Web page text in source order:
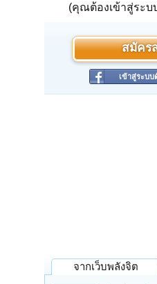
(คุณต้องเข้าสู่ระบ
สมัคร
เข้าสู่ระบบ
จากเว็บพลังจิต